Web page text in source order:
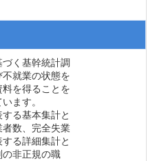
く基幹統計調
就業の状態を
を得ることを
ます。
る基本集計と
者数、完全失業
る詳細集計と
の非正規の職